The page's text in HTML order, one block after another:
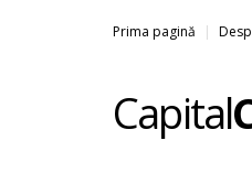
Prima pagină
Capital